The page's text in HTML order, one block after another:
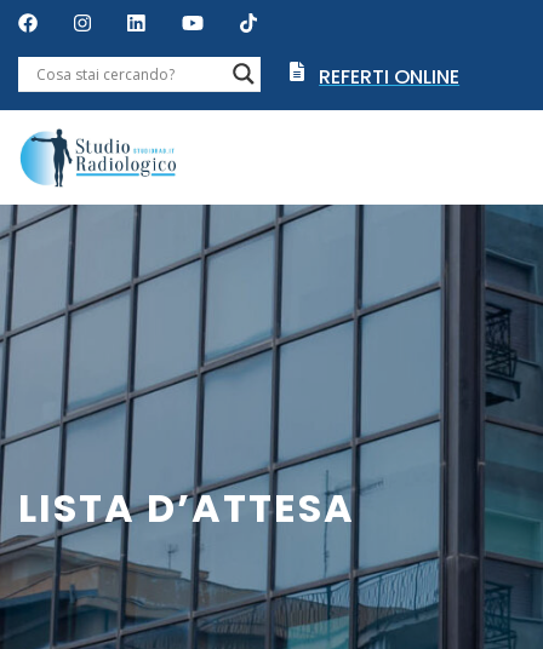
REFERTI ONLINE
LISTA D’ATTESA